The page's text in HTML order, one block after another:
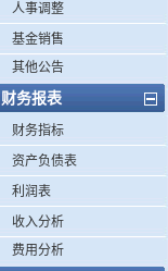
人事调整
基金销售
其他公告
财务报表
财务指标
资产负债表
利润表
收入分析
费用分析